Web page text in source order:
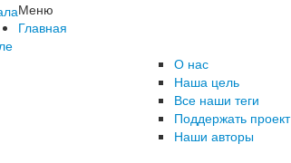
Меню
Главная
О нас
Наша цель
Все наши теги
Поддержать проект
Наши авторы